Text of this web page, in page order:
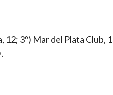
12; 3º) Mar del Plata Club,